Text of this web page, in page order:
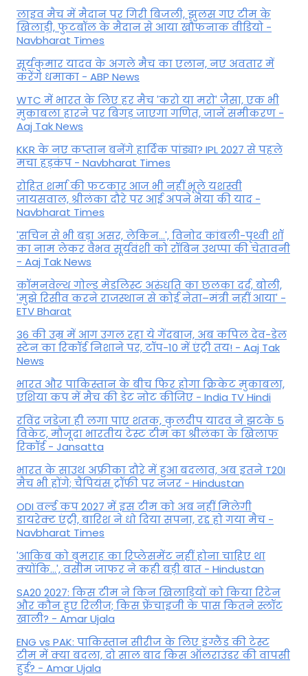
लाइव मैच में मैदान पर गिरी बिजली, झुलस गए टीम के
खिलाड़ी, फुटबॉल के मैदान से आया खौफनाक वीडियो -
Navbharat Times
सूर्यकुमार यादव के अगले मैच का एलान, नए अवतार में
करेंगे धमाका - ABP News
WTC में भारत के लिए हर मैच 'करो या मरो' जैसा, एक भी
मुकाबला हारने पर बिगड़ जाएगा गण‍ित, जानें समीकरण -
Aaj Tak News
KKR के नए कप्तान बनेंगे हार्दिक पांड्या? IPL 2027 से पहले
मचा हड़कंप - Navbharat Times
रोहित शर्मा की फटकार आज भी नहीं भूले यशस्वी
जायसवाल, श्रीलंका दौरे पर आई अपने भैया की याद -
Navbharat Times
'सचिन से भी बड़ा असर, लेकिन...', व‍िनोद कांबली-पृथ्वी शॉ
का नाम लेकर वैभव सूर्यवंशी को रॉबिन उथप्पा की चेतावनी
- Aaj Tak News
कॉमनवेल्थ गोल्ड मे​डलिस्ट अरुंधति का छलका दर्द, बोली,
'मुझे रिसीव करने राजस्थान से कोई नेता–मंत्री नहीं आया' -
ETV Bharat
36 की उम्र में आग उगल रहा ये गेंदबाज, अब कपिल देव-डेल
स्टेन का रिकॉर्ड निशाने पर, टॉप-10 में एंट्री तय! - Aaj Tak
News
भारत और पाकिस्तान के बीच फिर होगा क्रिकेट मुकाबला,
एशिया कप में मैच की डेट नोट कीजिए - India TV Hindi
रविंद्र जडेजा ही लगा पाए शतक, कुलदीप यादव ने झटके 5
विकेट, मौजूदा भारतीय टेस्ट टीम का श्रीलंका के खिलाफ
रिकॉर्ड - Jansatta
भारत के साउथ अफ्रीका दौरे में हुआ बदलाव, अब इतने T20I
मैच भी होंगे; चैंपियंस ट्रॉफी पर नजर - Hindustan
ODI वर्ल्ड कप 2027 में इस टीम को अब नहीं मिलेगी
डायरेक्ट एंट्री, बारिश ने धो दिया सपना, रद्द हो गया मैच -
Navbharat Times
'आकिब को बुमराह का रिप्लेसमेंट नहीं होना चाहिए था
क्योंकि...', वसीम जाफर ने कही बड़ी बात - Hindustan
SA20 2027: किस टीम ने किन खिलाड़ियों को किया रिटेन
और कौन हुए रिलीज; किस फ्रेंचाइजी के पास कितने स्लॉट
खाली? - Amar Ujala
ENG vs PAK: पाकिस्तान सीरीज के लिए इंग्लैंड की टेस्ट
टीम में क्या बदला, दो साल बाद किस ऑलराउंडर की वापसी
हुई? - Amar Ujala